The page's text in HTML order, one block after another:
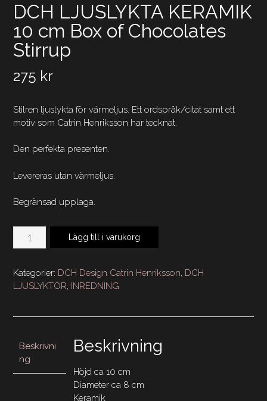
DCH LJUSLYKTA KERAMIK
10 cm Box of Chocolates
Stirrup
275 kr
Stilren ljuslykta för värmeljus. Ett ordspråk/citat samt ett
motiv som Catrin Henriksson har tecknat.
Den perfekta presenten.
Levereras utan värmeljus.
Begränsad upplaga.
DCH
LJUSLYKTA
10
cm
mängd
Lägg till i varukorg
Kategorier: DCH Design Catrin Henriksson, DCH
LJUSLYKTOR, INREDNING
Beskrivni
ng
Beskrivning
Höjd ca 10 cm
Diameter ca 8 cm
Keramik